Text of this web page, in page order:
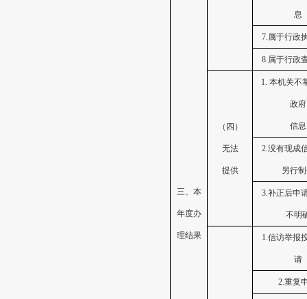
三、本
年度办
理结果
息
7.属于行政
8.属于行政
（四）
无法
提供
1. 本机关不
政府
信息
2.没有现成
另行
3.补正后申
不明
1.信访举报
请
2.重复